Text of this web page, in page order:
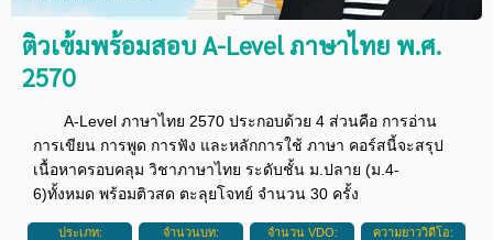
ติวเข้มพร้อมสอบ A-Level ภาษาไทย พ.ศ.
2570
A-Level ภาษาไทย 2570 ประกอบด้วย 4 ส่วนคือ การอ่าน
การเขียน การพูด การฟัง และหลักการใช้ ภาษา คอร์สนี้จะสรุป
เนื้อหาครอบคลุม วิชาภาษาไทย ระดับชั้น ม.ปลาย (ม.4-
6)ทั้งหมด พร้อมติวสด ตะลุยโจทย์ จำนวน 30 ครั้ง
ประเภท: จำนวนบท: จำนวน VDO: ความยาววิดีโอ: